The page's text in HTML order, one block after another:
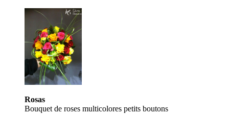
Rosas
Bouquet de roses multicolores petits boutons